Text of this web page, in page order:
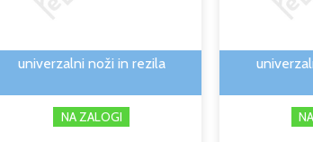
univerzalni noži in rezila
NA ZALOGI